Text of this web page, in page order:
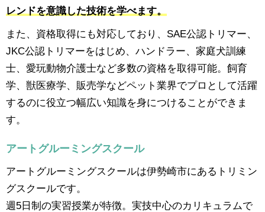
レンドを意識した技術を学べます。
また、資格取得にも対応しており、SAE公認トリマー、
JKC公認トリマーをはじめ、ハンドラー、家庭犬訓練
士、愛玩動物介護士など多数の資格を取得可能。飼育
学、獣医療学、販売学などペット業界でプロとして活躍
するのに役立つ幅広い知識を身につけることができま
す。
アートグルーミングスクール
アートグルーミングスクールは伊勢崎市にあるトリミン
グスクールです。
週5日制の実習授業が特徴。実技中心のカリキュラムで